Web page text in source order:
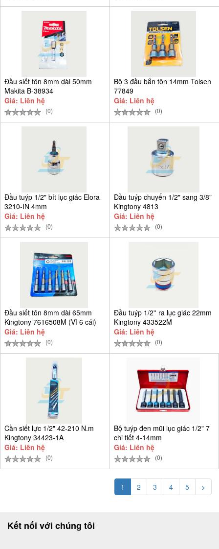
Đầu siết tôn 8mm dài 50mm
Makita B-38934
Giá: Liên hệ
(0)
Bộ 3 đầu bắn tôn 14mm Tolsen
77849
Giá: Liên hệ
(0)
Đầu tuýp 1/2" bít lục giác Elora
3210-IN 4mm
Giá: Liên hệ
(0)
Đầu tuýp chuyển 1/2" sang 3/8"
Kingtony 4813
Giá: Liên hệ
(0)
Đầu siết tôn 8mm dài 65mm
Kingtony 7616508M (Vỉ 6 cái)
Giá: Liên hệ
(0)
Đầu tuýp 1/2'' ra lục giác 22mm
Kingtony 433522M
Giá: Liên hệ
(0)
Cần siết lực 1/2" 42-210 N.m
Kingtony 34423-1A
Giá: Liên hệ
(0)
Bộ tuýp đen mũi lục giác 1/2" 7
chi tiết 4-14mm
Giá: Liên hệ
(0)
1 2 3 4 5 >
Kết nối với chúng tôi